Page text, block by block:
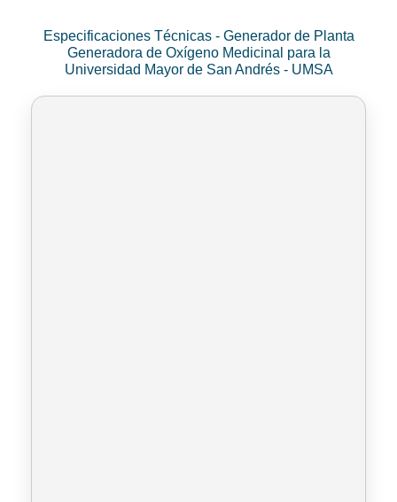
Especificaciones Técnicas - Generador de Planta
Generadora de Oxígeno Medicinal para la
Universidad Mayor de San Andrés - UMSA